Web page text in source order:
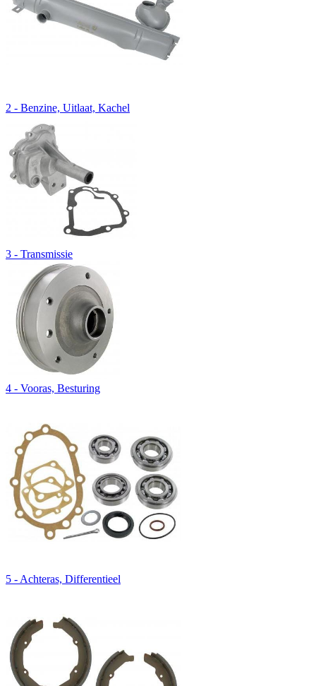
2 - Benzine, Uitlaat, Kachel
3 - Transmissie
4 - Vooras, Besturing
5 - Achteras, Differentieel